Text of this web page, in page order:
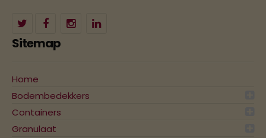
Sitemap
Home
Bodembedekkers
Containers
Granulaat